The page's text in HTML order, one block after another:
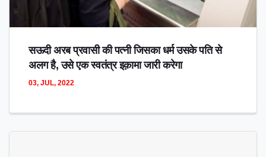
सऊदी अरब प्रवासी की पत्नी जिसका धर्म उसके पति से
अलग है, उसे एक स्वतंत्र इक़ामा जारी करेगा
03, JUL, 2022